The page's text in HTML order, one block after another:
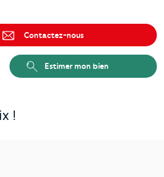
!
Contactez-nous
Estimer mon bien